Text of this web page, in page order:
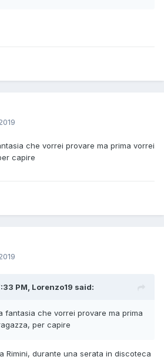
che vorrei provare ma prima vorrei
capire
PM, Lorenzo19 said:
fantasia che vorrei provare ma prima
per capire
Rimini, durante una serata in discoteca